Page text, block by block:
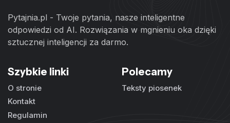
Pytajnia.pl - Twoje pytania, nasze inteligentne
odpowiedzi od AI. Rozwiązania w mgnieniu oka dzięki
sztucznej inteligencji za darmo.
Szybkie linki
O stronie
Kontakt
Regulamin
Polecamy
Teksty piosenek